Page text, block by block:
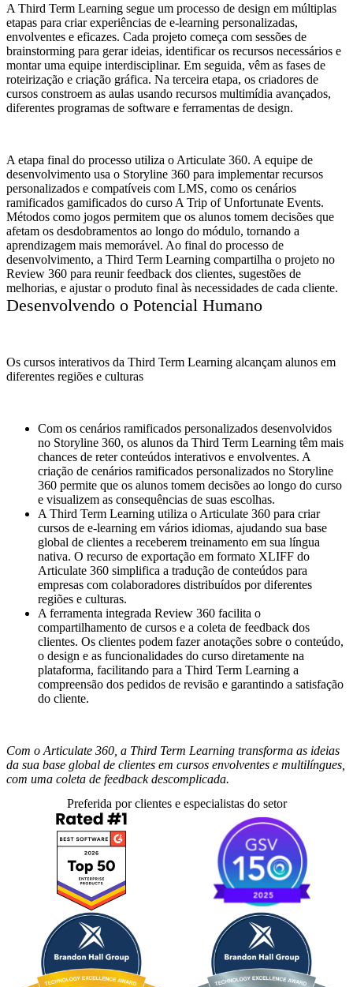
A Third Term Learning segue um processo de design em múltiplas
etapas para criar experiências de e-learning personalizadas,
envolventes e eficazes. Cada projeto começa com sessões de
brainstorming para gerar ideias, identificar os recursos necessários e
montar uma equipe interdisciplinar. Em seguida, vêm as fases de
roteirização e criação gráfica. Na terceira etapa, os criadores de
cursos constroem as aulas usando recursos multimídia avançados,
diferentes programas de software e ferramentas de design.
A etapa final do processo utiliza o Articulate 360. A equipe de
desenvolvimento usa o Storyline 360 para implementar recursos
personalizados e compatíveis com LMS, como os cenários
ramificados gamificados do curso A Trip of Unfortunate Events.
Métodos como jogos permitem que os alunos tomem decisões que
afetam os desdobramentos ao longo do módulo, tornando a
aprendizagem mais memorável. Ao final do processo de
desenvolvimento, a Third Term Learning compartilha o projeto no
Review 360 para reunir feedback dos clientes, sugestões de
melhorias, e ajustar o produto final às necessidades de cada cliente.
Desenvolvendo o Potencial Humano
Os cursos interativos da Third Term Learning alcançam alunos em
diferentes regiões e culturas
Com os cenários ramificados personalizados desenvolvidos
no Storyline 360, os alunos da Third Term Learning têm mais
chances de reter conteúdos interativos e envolventes. A
criação de cenários ramificados personalizados no Storyline
360 permite que os alunos tomem decisões ao longo do curso
e visualizem as consequências de suas escolhas.
A Third Term Learning utiliza o Articulate 360 para criar
cursos de e-learning em vários idiomas, ajudando sua base
global de clientes a receberem treinamento em sua língua
nativa. O recurso de exportação em formato XLIFF do
Articulate 360 simplifica a tradução de conteúdos para
empresas com colaboradores distribuídos por diferentes
regiões e culturas.
A ferramenta integrada Review 360 facilita o
compartilhamento de cursos e a coleta de feedback dos
clientes. Os clientes podem fazer anotações sobre o conteúdo,
o design e as funcionalidades do curso diretamente na
plataforma, facilitando para a Third Term Learning a
compreensão dos pedidos de revisão e garantindo a satisfação
do cliente.
Com o Articulate 360, a Third Term Learning transforma as ideias
da sua base global de clientes em cursos envolventes e multilíngues,
com uma coleta de feedback descomplicada.
Preferida por clientes e especialistas do setor